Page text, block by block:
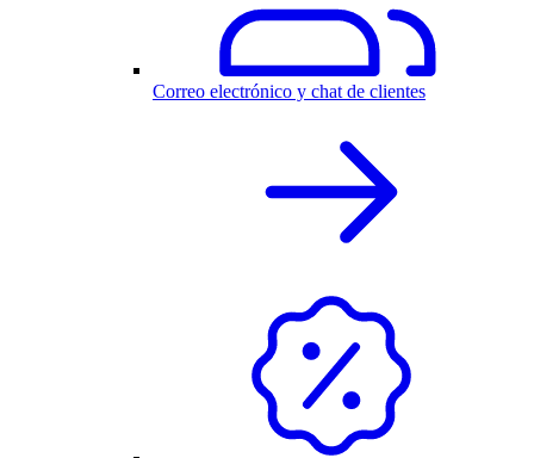
Correo electrónico y chat de clientes